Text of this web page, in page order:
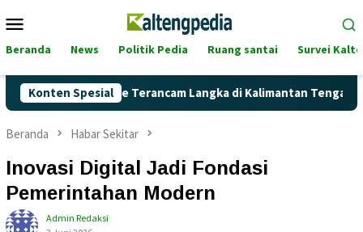
ke
Mobile
Beranda News Politik Pedia Ruang santai Survei
Konten Spesial
Pertalite Terancam Langka di Kalimantan Tengah?
Beranda Habar Sekitar
Inovasi Digital Jadi Fondasi
Pemerintahan Modern
Admin Redaksi